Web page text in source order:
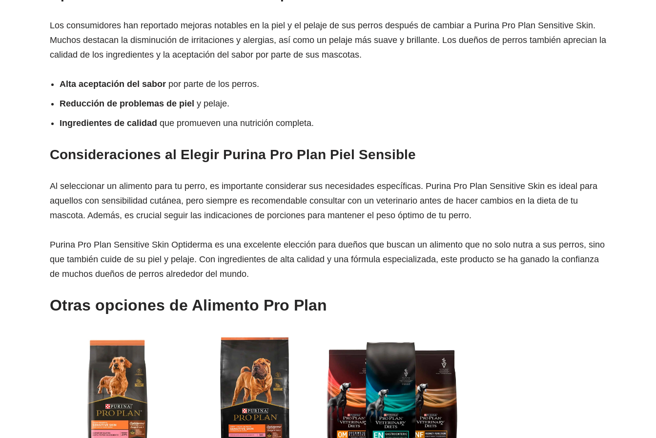
Los consumidores han reportado mejoras notables en la piel y el pelaje de sus perros después de cambiar a Purina Pro Plan Sensitive Skin.
Muchos destacan la disminución de irritaciones y alergias, así como un pelaje más suave y brillante. Los dueños de perros también aprecian la
calidad de los ingredientes y la aceptación del sabor por parte de sus mascotas.
Alta aceptación del sabor por parte de los perros.
Reducción de problemas de piel y pelaje.
Ingredientes de calidad que promueven una nutrición completa.
Consideraciones al Elegir Purina Pro Plan Piel Sensible
Al seleccionar un alimento para tu perro, es importante considerar sus necesidades específicas. Purina Pro Plan Sensitive Skin es ideal para
aquellos con sensibilidad cutánea, pero siempre es recomendable consultar con un veterinario antes de hacer cambios en la dieta de tu
mascota. Además, es crucial seguir las indicaciones de porciones para mantener el peso óptimo de tu perro.
Purina Pro Plan Sensitive Skin Optiderma es una excelente elección para dueños que buscan un alimento que no solo nutra a sus perros, sino
que también cuide de su piel y pelaje. Con ingredientes de alta calidad y una fórmula especializada, este producto se ha ganado la confianza
de muchos dueños de perros alrededor del mundo.
Otras opciones de Alimento Pro Plan